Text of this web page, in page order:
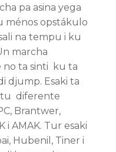
pa asina yega
ménos opstákulo
na tempu i ku
marcha
no ta sinti ku ta
djump. Esaki ta
diferente
Brantwer,
AMAK. Tur esaki
Hubenil, Tiner i